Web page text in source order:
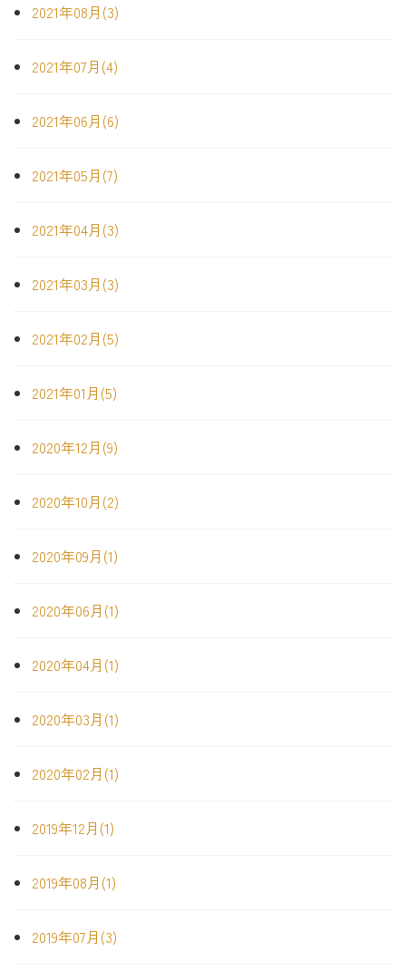
2021年08月(3)
2021年07月(4)
2021年06月(6)
2021年05月(7)
2021年04月(3)
2021年03月(3)
2021年02月(5)
2021年01月(5)
2020年12月(9)
2020年10月(2)
2020年09月(1)
2020年06月(1)
2020年04月(1)
2020年03月(1)
2020年02月(1)
2019年12月(1)
2019年08月(1)
2019年07月(3)